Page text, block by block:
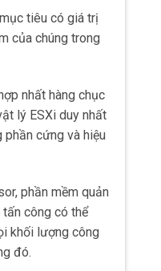
tiêu có giá trị
của chúng trong
nhất hàng chục
lý ESXi duy nhất
cứng và hiệu
phần mềm quản
công có thể
khối lượng công
đó.